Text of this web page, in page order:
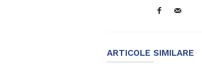
ARTICOLE SIMILARE